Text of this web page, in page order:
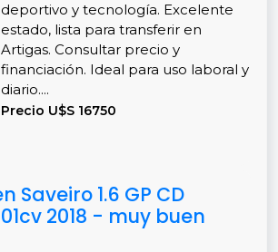
deportivo y tecnología. Excelente
estado, lista para transferir en
Artigas. Consultar precio y
financiación. Ideal para uso laboral y
diario....
Precio U$S 16750
Saveiro 1.6 GP CD
2018 - muy buen